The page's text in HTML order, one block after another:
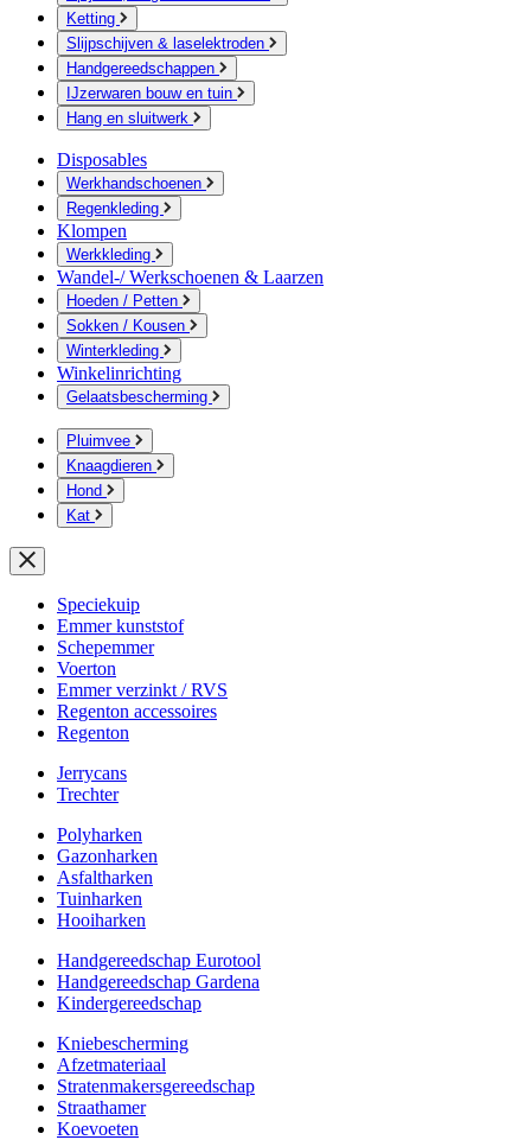
Ketting
Slijpschijven & laselektroden
Handgereedschappen
IJzerwaren bouw en tuin
Hang en sluitwerk
Disposables
Werkhandschoenen
Regenkleding
Klompen
Werkkleding
Wandel-/ Werkschoenen & Laarzen
Hoeden / Petten
Sokken / Kousen
Winterkleding
Winkelinrichting
Gelaatsbescherming
Pluimvee
Knaagdieren
Hond
Kat
Speciekuip
Emmer kunststof
Schepemmer
Voerton
Emmer verzinkt / RVS
Regenton accessoires
Regenton
Jerrycans
Trechter
Polyharken
Gazonharken
Asfaltharken
Tuinharken
Hooiharken
Handgereedschap Eurotool
Handgereedschap Gardena
Kindergereedschap
Kniebescherming
Afzetmateriaal
Stratenmakersgereedschap
Straathamer
Koevoeten